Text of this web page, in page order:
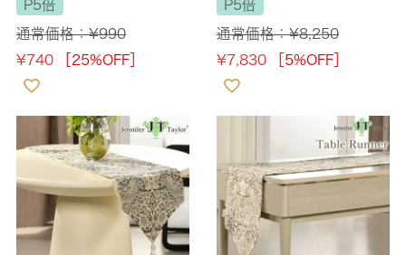
P5倍
通常価格：¥990
¥740 ［25%OFF］
ef-GR) 長さ150cm 【送
料無料】
P5倍
通常価格：¥8,250
¥7,830 ［5%OFF］